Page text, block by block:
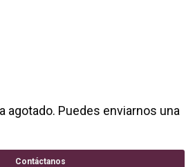
agotado. Puedes enviarnos una
Contáctanos